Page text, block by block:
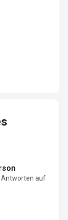
Antworten auf